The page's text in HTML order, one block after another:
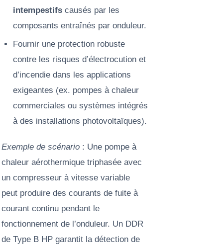
intempestifscausés par les
composants entraînés par onduleur.
Fournir une protection robuste
contre les risques d’électrocution et
d’incendie dans les applications
exigeantes (ex. pompes à chaleur
commerciales ou systèmes intégrés
à des installations photovoltaïques).
Exemple de scénario : Une pompe à
chaleur aérothermique triphasée avec
un compresseur à vitesse variable
peut produire des courants de fuite à
courant continu pendant le
fonctionnement de l’onduleur. Un DDR
de Type B HP garantit la détection de